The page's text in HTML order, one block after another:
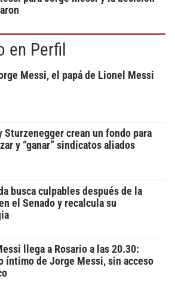
en Perfil
Messi, el papá de Lionel Messi
Sturzenegger crean un fondo para
y “ganar” sindicatos aliados
busca culpables después de la
el Senado y recalcula su
llega a Rosario a las 20.30:
íntimo de Jorge Messi, sin acceso